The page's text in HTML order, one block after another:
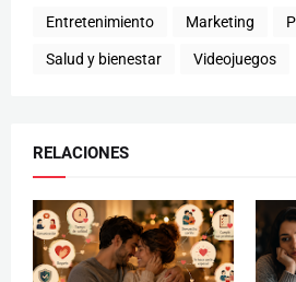
Entretenimiento Marketing
Salud y bienestar Videojuegos
RELACIONES